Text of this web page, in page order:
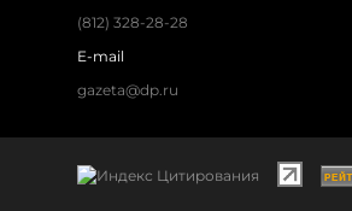
(812) 328-28-28
E-mail
gazeta@dp.ru